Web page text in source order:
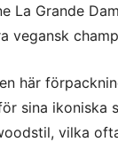
La Grande
vegansk
här
sina ikoniska
vilka